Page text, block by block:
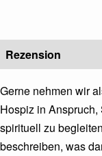
Rezension
Gerne nehmen wir
Hospiz in
spirituell zu
beschreiben, was